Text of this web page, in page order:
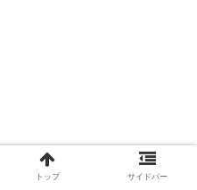
トップ サイドバー